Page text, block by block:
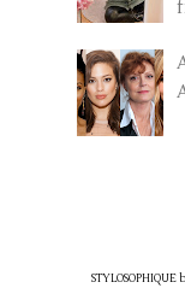
STYLOSOPHIQUE